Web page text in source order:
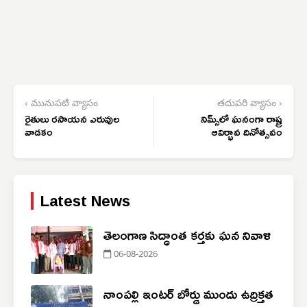
‹ మునుపటి వ్యాసం
రైతులు రసాయన ఎరువుల
వాడకం
తదుపరి వ్యాసం ›
నిమ్స్‌లో ఘనంగా రాష్ట్ర
ఆవిర్భావ దినోత్సవం
Latest News
తెలంగాణ సిద్ధాంత కర్తకు ఘన నివాళి
06-08-2026
నాంపల్లి ఇంటర్ బోర్డు ముందు ఉద్రిక్తత